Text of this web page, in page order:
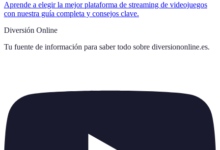
Aprende a elegir la mejor plataforma de streaming de videojuegos
con nuestra guía completa y consejos clave.
Diversión Online
Tu fuente de información para saber todo sobre diversiononline.es.